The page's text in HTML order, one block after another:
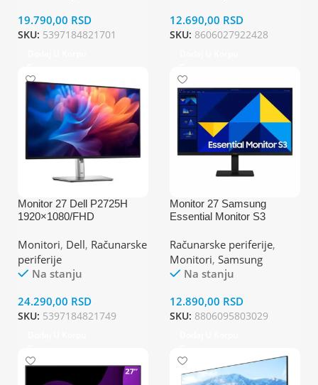
19.790,00 RSD
SKU: 5397184821701
12.690,00 RSD
SKU: 8606027922428
Monitor 27 Dell P2725H
1920×1080/FHD
HDMI/VGA/DP/4x
USB/USB-C/Pivot
Monitori, Dell, Računarske
periferije
Na stanju
24.290,00 RSD
SKU: 5397184821749
Monitor 27 Samsung
Essential Monitor S3
1920×1080/FHD
IPS/100Hz/5ms/VGA/HDMI
Računarske periferije,
Monitori, Samsung
Na stanju
12.890,00 RSD
SKU: 8806095803029